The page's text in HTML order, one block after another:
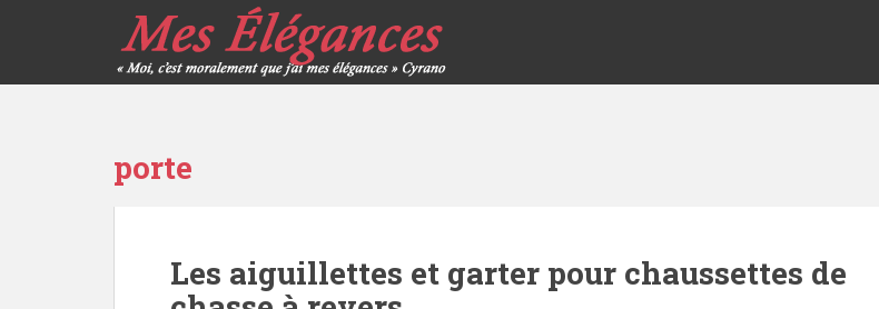
porte
Les aiguillettes et garter pour chaussettes de